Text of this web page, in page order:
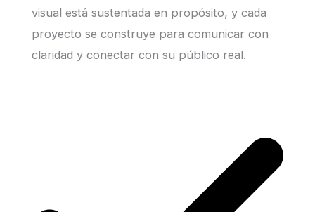
visual está sustentada en propósito, y cada
proyecto se construye para comunicar con
claridad y conectar con su público real.